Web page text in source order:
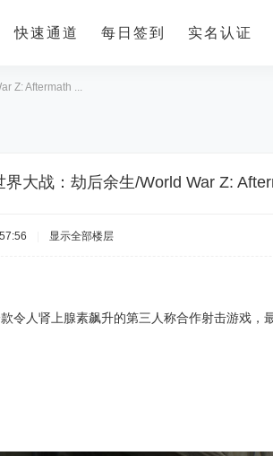
快速通道 每日签到 实名认证
Z: Aftermath ...
界大战：劫后余生/World War Z:
显示全部楼层
令人肾上腺素飙升的第三人称合作射击游戏